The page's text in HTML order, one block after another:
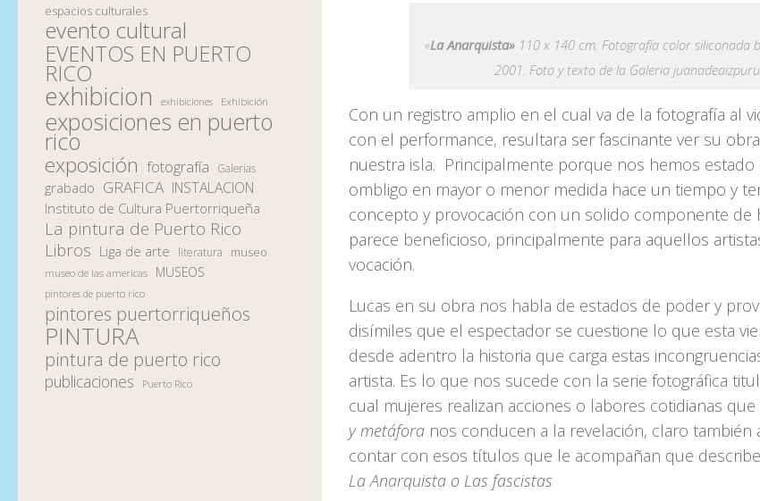
«La Anarquista» 110 x 140 cm. Fotografía color siliconada
2001. Foto y texto de la Galeria
Con un registro amplio en el cual va de la fotografía al
con el performance, resultara ser fascinante ver su
nuestra isla. Principalmente porque nos hemos estado
ombligo en mayor o menor medida hace un tiempo y
concepto y provocación con un solido componente de
parece beneficioso, principalmente para aquellos
vocación.
Lucas en su obra nos habla de estados de poder y
disímiles que el espectador se cuestione lo que esta
desde adentro la historia que carga estas
artista. Es lo que nos sucede con la serie fotográfica
cual mujeres realizan acciones o labores cotidianas
y metáfora nos conducen a la revelación, claro también
contar con esos títulos que le acompañan que
La Anarquista o Las fascistas
espacios culturales
evento cultural
EVENTOS EN PUERTO
RICO
exhibicion exhibiciones Exhibición
exposiciones en puerto
rico
exposición fotografía Galerias
grabado GRAFICA INSTALACION
Instituto de Cultura Puertorriqueña
La pintura de Puerto Rico
Libros Liga de arte literatura museo
museo de las americas MUSEOS
pintores de puerto rico
pintores puertorriqueños
PINTURA
pintura de puerto rico
publicaciones Puerto Rico